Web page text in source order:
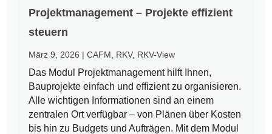
Projektmanagement – Projekte effizient
steuern
März 9, 2026 |CAFM RKV, RKV-View
Das Modul Projektmanagement hilft Ihnen,
Bauprojekte einfach und effizient zu organisieren.
Alle wichtigen Informationen sind an einem
zentralen Ort verfügbar – von Plänen über Kosten
bis hin zu Budgets und Aufträgen. Mit dem Modul